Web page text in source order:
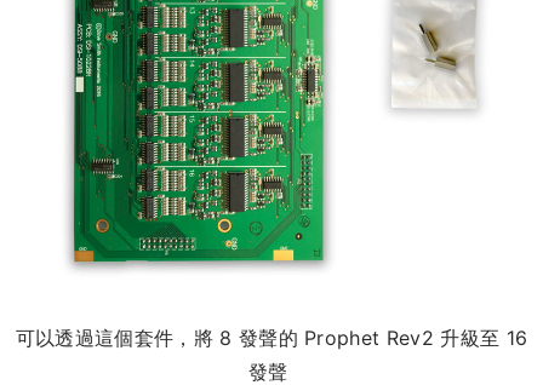
可以透過這個套件，將 8 發聲的 Prophet Rev2 升級至 16
發聲